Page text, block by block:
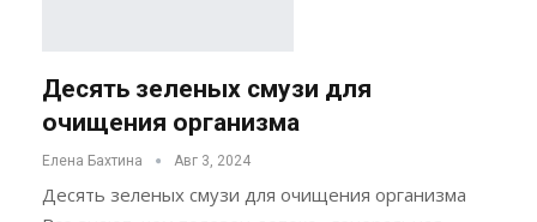
Десять зеленых смузи для
очищения организма
Елена Бахтина Авг 3, 2024
Десять зеленых смузи для очищения организма